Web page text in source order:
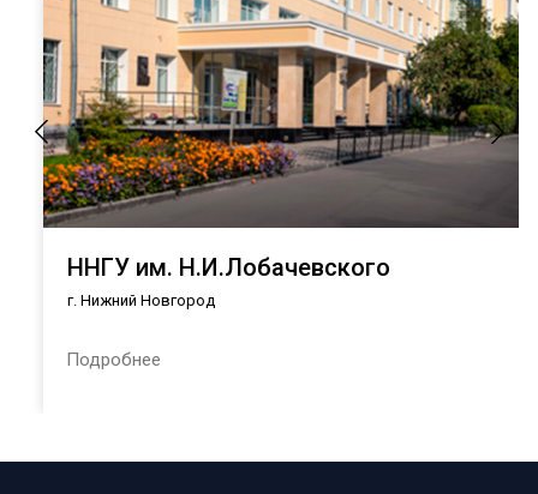
ННГУ им. Н.И.Лобачевского
г. Нижний Новгород
Подробнее